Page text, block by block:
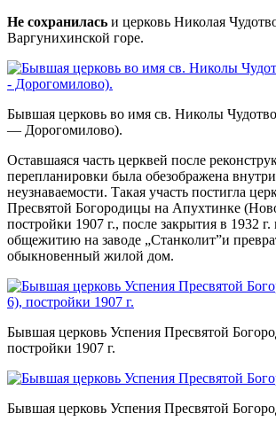
Не сохранилась и церковь Николая
Варгунихинской горе.
Бывшая церковь во имя св. Николы
— Дорогомилово).
Оставшаяся часть церквей после
перепланировки была обезображена
неузнаваемости. Такая участь постигла
Пресвятой Богородицы на Апухтинке
постройки 1907 г., после закрытия в 1932 г.
общежитию на заводе „Станколит”и
обыкновенный жилой дом.
Бывшая церковь Успения Пресвятой
постройки 1907 г.
Бывшая церковь Успения Пресвятой